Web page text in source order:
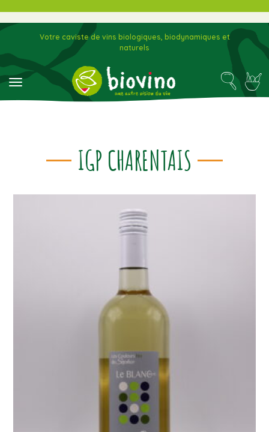
toggle navigation
Votre caviste de vins biologiques, biodynamiques et
naturels
IGP CHARENTAIS